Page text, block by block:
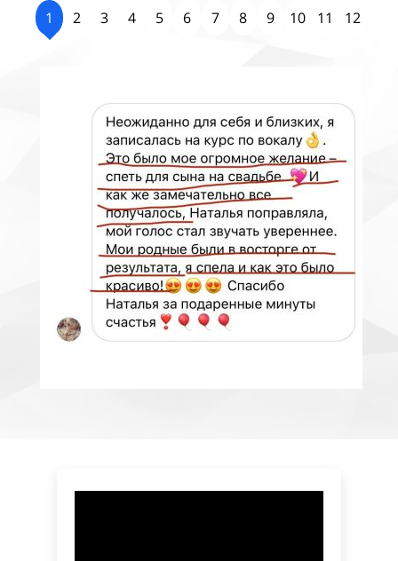
1 2 3 4 5 6 7 8 9 10 11 12